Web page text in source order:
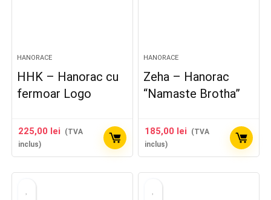
HANORACE
HHK – Hanorac cu
fermoar Logo
225,00 lei
(TVA
inclus)
HANORACE
Zeha – Hanorac
“Namaste Brotha”
185,00 lei
(TVA
inclus)